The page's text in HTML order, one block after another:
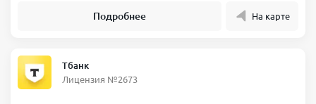
Подробнее На карте
Тбанк
Лицензия №2673